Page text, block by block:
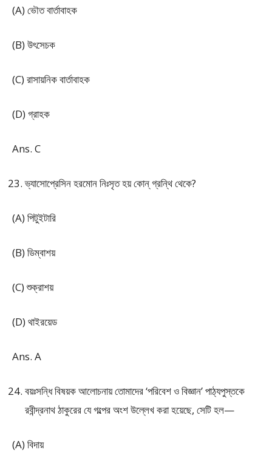
(A) ভৌত বার্তাবাহক
(B) উৎসেচক
(C) রাসায়নিক বার্তাবাহক
(D) গ্রাহক
Ans. C
ভ্যাসোপ্রেসিন হরমোন নিঃসৃত হয় কোন্ গ্রন্থি থেকে?
(A) পিটুইটারি
(B) ডিম্বাশয়
(C) শুক্রাশয়
(D) থাইরয়েড
Ans. A
বয়ঃসন্ধি বিষয়ক আলোচনায় তোমাদের ‘পরিবেশ ও বিজ্ঞান’ পাঠ্যপুস্তকে
রবীন্দ্রনাথ ঠাকুরের যে গল্পের অংশ উল্লেখ করা হয়েছে, সেটি হল—
(A) বিদায়